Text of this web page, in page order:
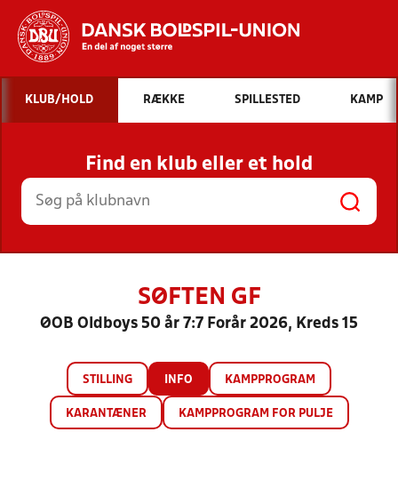
Hvad vil du søge efter?
INDHOLD OG NYHEDER
STILLINGER, RESULTATER, KLUBBER OG
HOLD
KLUB/HOLD RÆKKE SPILLESTED KAMP
Find en klub eller et hold
SØFTEN GF
ØOB Oldboys 50 år 7:7 Forår 2026, Kreds 15
STILLING INFO KAMPPROGRAM
KARANTÆNER KAMPPROGRAM FOR PULJE